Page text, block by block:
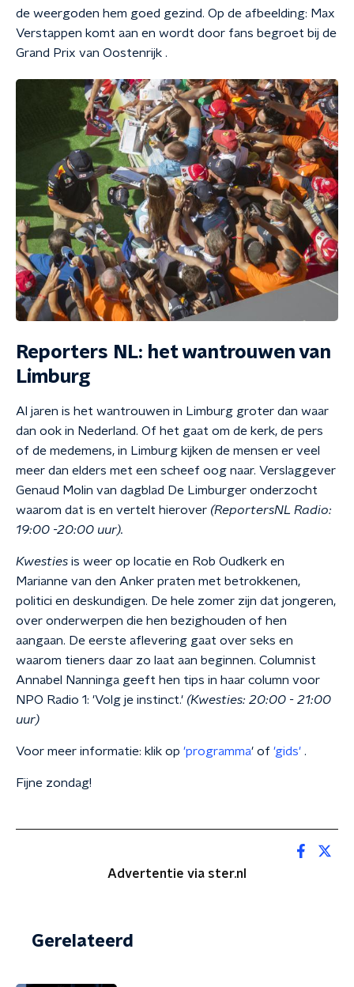
de weergoden hem goed gezind. Op de afbeelding: Max
Verstappen komt aan en wordt door fans begroet bij de
Grand Prix van Oostenrijk .
Reporters NL: het wantrouwen van
Limburg
Al jaren is het wantrouwen in Limburg groter dan waar
dan ook in Nederland. Of het gaat om de kerk, de pers
of de medemens, in Limburg kijken de mensen er veel
meer dan elders met een scheef oog naar. Verslaggever
Genaud Molin van dagblad De Limburger onderzocht
waarom dat is en vertelt hierover (ReportersNL Radio:
19:00 -20:00 uur).
Kwesties is weer op locatie en Rob Oudkerk en
Marianne van den Anker praten met betrokkenen,
politici en deskundigen. De hele zomer zijn dat jongeren,
over onderwerpen die hen bezighouden of hen
aangaan. De eerste aflevering gaat over seks en
waarom tieners daar zo laat aan beginnen. Columnist
Annabel Nanninga geeft hen tips in haar column voor
NPO Radio 1: 'Volg je instinct.' (Kwesties: 20:00 - 21:00
uur)
Voor meer informatie: klik op 'programma' of 'gids' .
Fijne zondag!
Advertentie via ster.nl
Gerelateerd